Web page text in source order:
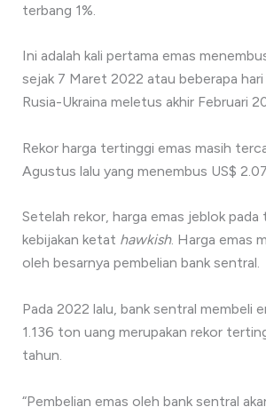
terbang 1%.
Ini adalah kali pertama emas
sejak 7 Maret 2022 atau beberapa
Rusia-Ukraina meletus akhir Februari
Rekor harga tertinggi emas masih
Agustus lalu yang menembus US$
Setelah rekor, harga emas jeblok pada
kebijakan ketat hawkish. Harga emas
oleh besarnya pembelian bank sentral.
Pada 2022 lalu, bank sentral membeli
1.136 ton uang merupakan rekor
tahun.
“Pembelian emas oleh bank sentral